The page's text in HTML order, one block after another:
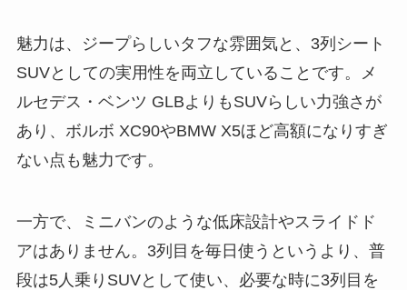
魅力は、ジープらしいタフな雰囲気と、3列シート
SUVとしての実用性を両立していることです。メ
ルセデス・ベンツ GLBよりもSUVらしい力強さが
あり、ボルボ XC90やBMW X5ほど高額になりすぎ
ない点も魅力です。
一方で、ミニバンのような低床設計やスライドド
アはありません。3列目を毎日使うというより、普
段は5人乗りSUVとして使い、必要な時に3列目を